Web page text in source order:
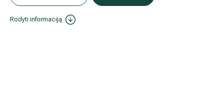
Rodyti informaciją